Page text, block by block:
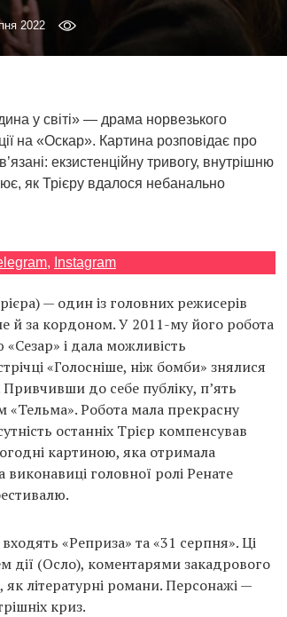
2022
у світі» — драма норвезького
на «Оскар». Картина розповідає про
екзистенційну тривогу, внутрішню
як Трієру вдалося небанально
, Instagram
— один із головних режисерів
й за кордоном. У 2011-му його робота
і дала можливість
«Голосніше, ніж бомби» знялися
до себе публіку, п’ять
«Тельма». Робота мала прекрасну
останніх Трієр компенсував
картиною, яка отримала
виконавиці головної ролі Ренате
«Реприза» та «31 серпня». Ці
дії (Осло), коментарями закадрового
як літературні романи. Персонажі —
криз.